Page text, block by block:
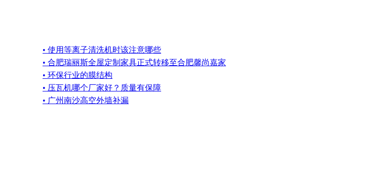
• 使用等离子清洗机时该注意哪些
• 合肥瑞丽斯全屋定制家具正式转移至合肥馨尚嘉家
• 环保行业的膜结构
• 压瓦机哪个厂家好？质量有保障
• 广州南沙高空外墙补漏